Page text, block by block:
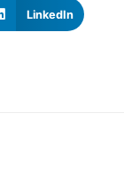
LinkedIn